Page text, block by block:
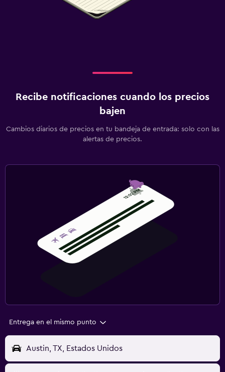
Recibe notificaciones cuando los precios
bajen
Cambios diarios de precios en tu bandeja de entrada: solo con las
alertas de precios.
Entrega en el mismo punto
Austin, TX, Estados Unidos